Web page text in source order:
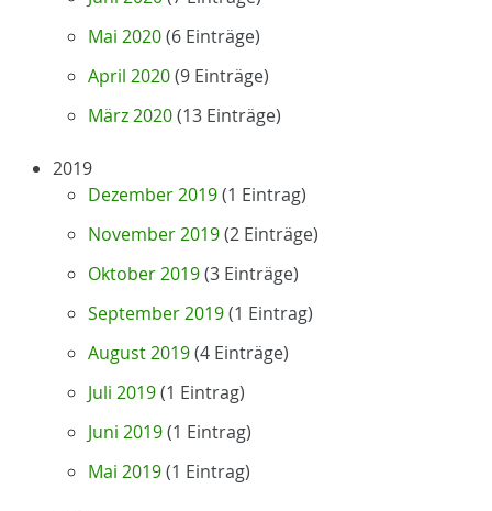
Mai 2020(6 Einträge)
April 2020(9 Einträge)
März 2020(13 Einträge)
2019
Dezember 2019(1 Eintrag)
November 2019(2 Einträge)
Oktober 2019(3 Einträge)
September 2019(1 Eintrag)
August 2019(4 Einträge)
Juli 2019(1 Eintrag)
Juni 2019(1 Eintrag)
Mai 2019(1 Eintrag)